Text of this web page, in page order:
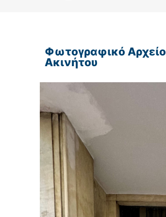
Φωτογραφικό Αρχείο
Ακινήτου